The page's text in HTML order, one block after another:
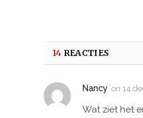
14 REACTIES
Nancy on 14
Wat ziet het